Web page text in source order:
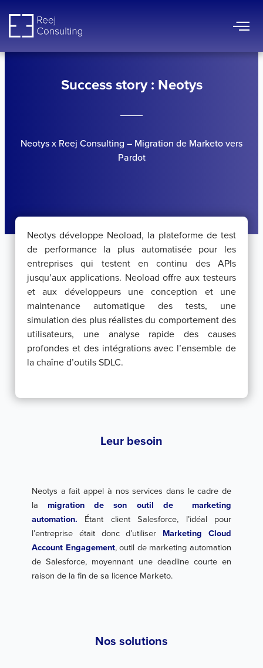
contenu
Success story : Neotys
Neotys x Reej Consulting – Migration de Marketo vers
Pardot
Neotys développe Neoload, la plateforme de test
de performance la plus automatisée pour les
entreprises qui testent en continu des APIs
jusqu’aux applications. Neoload offre aux testeurs
et aux développeurs une conception et une
maintenance automatique des tests, une
simulation des plus réalistes du comportement des
utilisateurs, une analyse rapide des causes
profondes et des intégrations avec l’ensemble de
la chaîne d’outils SDLC.
Leur besoin
Neotys a fait appel à nos services dans le cadre de
la migration de son outil de marketing
automation. Étant client Salesforce, l’idéal pour
l’entreprise était donc d’utiliser Marketing Cloud
Account Engagement, outil de marketing automation
de Salesforce, moyennant une deadline courte en
raison de la fin de sa licence Marketo.
Nos solutions